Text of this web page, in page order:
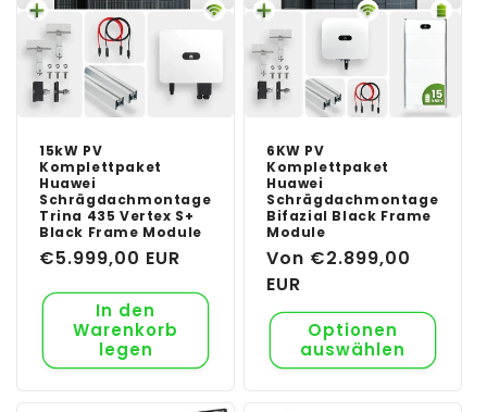
15kW PV
Komplettpaket
Huawei
Schrägdachmontage
Trina 435 Vertex S+
Black Frame Module
Normaler
€5.999,00 EUR
In den
Warenkorb
legen
6KW PV
Komplettpaket
Huawei
Schrägdachmontage
Bifazial Black Frame
Module
Normaler
Preis
Von €2.899,00
EUR
Optionen
auswählen